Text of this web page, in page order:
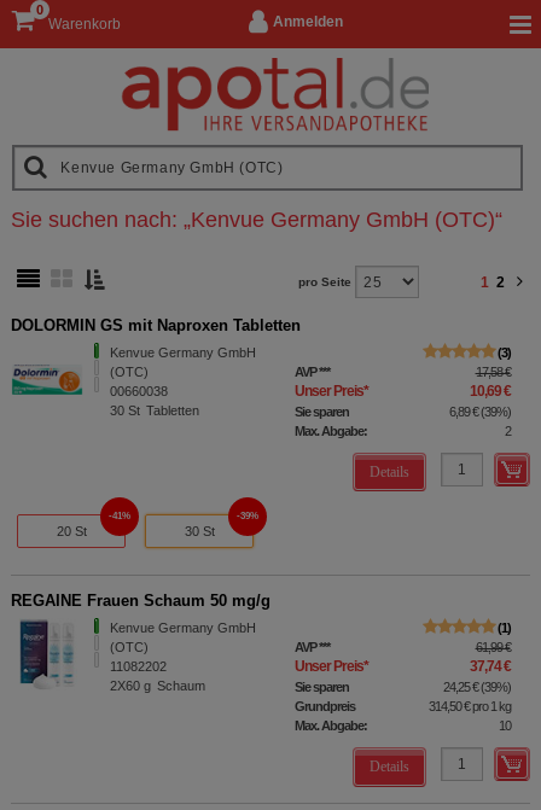
Anmelden
Warenkorb
0
Sie suchen nach: „Kenvue Germany GmbH (OTC)“
pro Seite 1 2
DOLORMIN GS mit Naproxen Tabletten
Kenvue Germany GmbH
(OTC)
00660038
30 St Tabletten
3
AVP*** 17,58 €
Unser Preis* 10,69 €
Sie sparen 6,89 €(39%)
Max. Abgabe:
2
Details
20 St
41%
30 St
39%
REGAINE Frauen Schaum 50 mg/g
Kenvue Germany GmbH
(OTC)
11082202
2X60 g Schaum
1
AVP*** 61,99 €
Unser Preis* 37,74 €
Sie sparen 24,25 €(39%)
Grundpreis
314,50 €pro 1 kg
Max. Abgabe:
10
Details